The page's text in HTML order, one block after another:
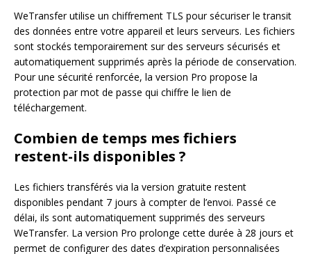
WeTransfer utilise un chiffrement TLS pour sécuriser le transit
des données entre votre appareil et leurs serveurs. Les fichiers
sont stockés temporairement sur des serveurs sécurisés et
automatiquement supprimés après la période de conservation.
Pour une sécurité renforcée, la version Pro propose la
protection par mot de passe qui chiffre le lien de
téléchargement.
Combien de temps mes fichiers
restent-ils disponibles ?
Les fichiers transférés via la version gratuite restent
disponibles pendant 7 jours à compter de l’envoi. Passé ce
délai, ils sont automatiquement supprimés des serveurs
WeTransfer. La version Pro prolonge cette durée à 28 jours et
permet de configurer des dates d’expiration personnalisées